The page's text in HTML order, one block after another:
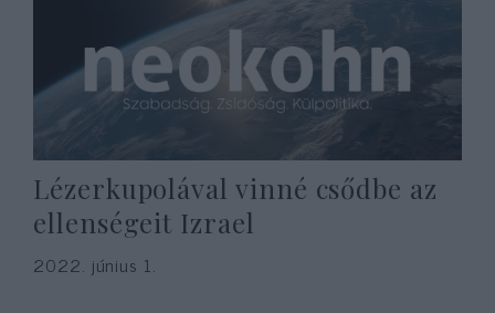
Lézerkupolával vinné csődbe az
ellenségeit Izrael
2022. június 1.